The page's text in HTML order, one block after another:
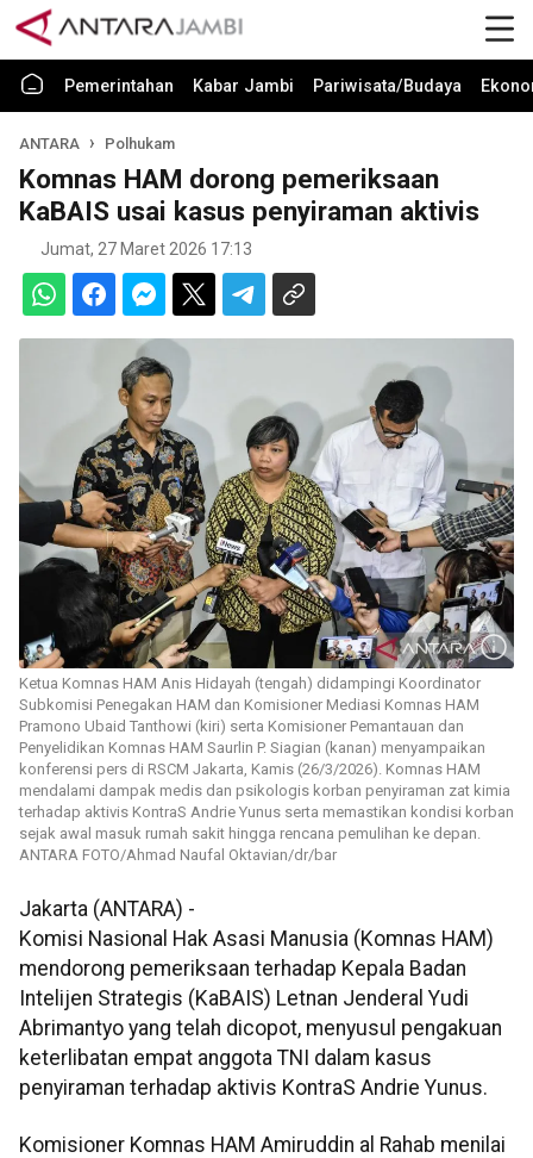
Pemerintahan Kabar Jambi Pariwisata/Budaya
ANTARA Polhukam
Komnas HAM dorong pemeriksaan
KaBAIS usai kasus penyiraman aktivis
Jumat, 27 Maret 2026 17:13
Ketua Komnas HAM Anis Hidayah (tengah) didampingi Koordinator
Subkomisi Penegakan HAM dan Komisioner Mediasi Komnas HAM
Pramono Ubaid Tanthowi (kiri) serta Komisioner Pemantauan dan
Penyelidikan Komnas HAM Saurlin P. Siagian (kanan) menyampaikan
konferensi pers di RSCM Jakarta, Kamis (26/3/2026). Komnas HAM
mendalami dampak medis dan psikologis korban penyiraman zat kimia
terhadap aktivis KontraS Andrie Yunus serta memastikan kondisi korban
sejak awal masuk rumah sakit hingga rencana pemulihan ke depan.
ANTARA FOTO/Ahmad Naufal Oktavian/dr/bar
Jakarta (ANTARA) -
Komisi Nasional Hak Asasi Manusia (Komnas HAM)
mendorong pemeriksaan terhadap Kepala Badan
Intelijen Strategis (KaBAIS) Letnan Jenderal Yudi
Abrimantyo yang telah dicopot, menyusul pengakuan
keterlibatan empat anggota TNI dalam kasus
penyiraman terhadap aktivis KontraS Andrie Yunus.
Komisioner Komnas HAM Amiruddin al Rahab menilai